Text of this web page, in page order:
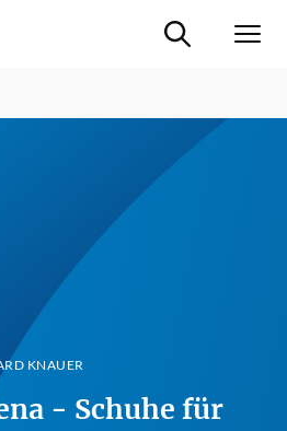
Suche ein-/
KNAUER
- Schuhe für